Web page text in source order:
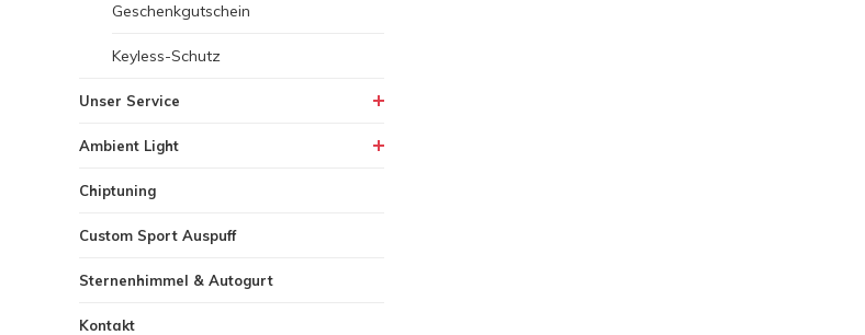
Geschenkgutschein
Keyless-Schutz
Unser Service
Ambient Light
Chiptuning
Custom Sport Auspuff
Sternenhimmel & Autogurt
Kontakt